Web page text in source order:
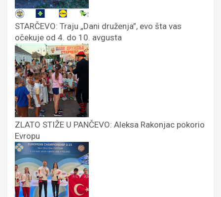
STARČEVO: Traju „Dani druženja”, evo šta vas
očekuje od 4. do 10. avgusta
ZLATO STIŽE U PANČEVO: Aleksa Rakonjac pokorio
Evropu